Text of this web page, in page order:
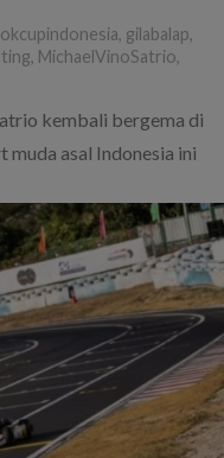
, gilabalap,
, MichaelVinoSatrio,
kembali bergema di
muda asal Indonesia ini